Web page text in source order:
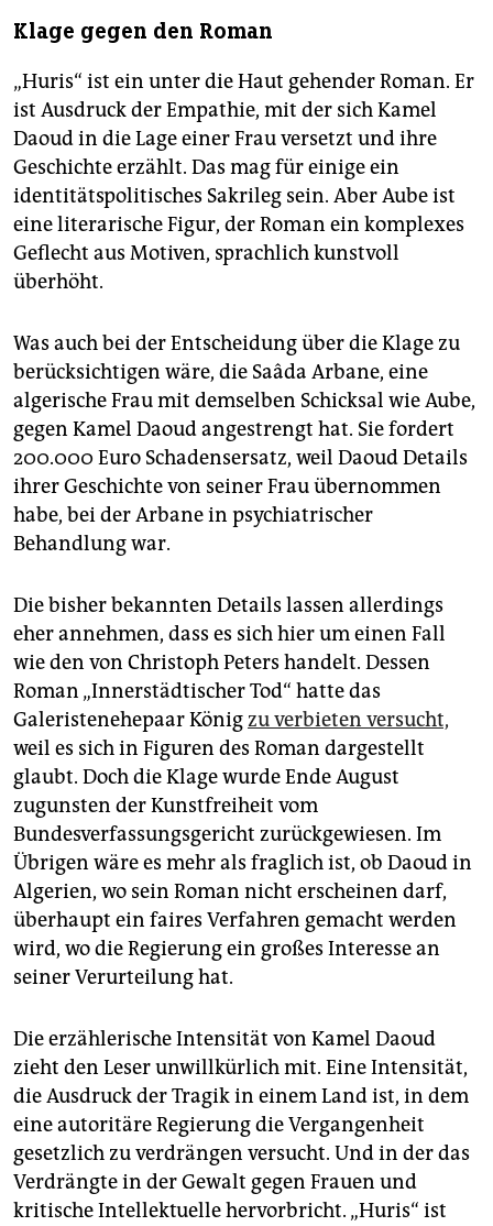
Klage gegen den Roman
„Huris“ ist ein unter die Haut gehender Roman. Er
ist Ausdruck der Empathie, mit der sich Kamel
Daoud in die Lage einer Frau versetzt und ihre
Geschichte erzählt. Das mag für einige ein
identitätspolitisches Sakrileg sein. Aber Aube ist
eine literarische Figur, der Roman ein komplexes
Geflecht aus Motiven, sprachlich kunstvoll
überhöht.
Was auch bei der Entscheidung über die Klage zu
berücksichtigen wäre, die Saâda Arbane, eine
algerische Frau mit demselben Schicksal wie Aube,
gegen Kamel Daoud angestrengt hat. Sie fordert
200.000 Euro Schadensersatz, weil Daoud Details
ihrer Geschichte von seiner Frau übernommen
habe, bei der Arbane in psychiatrischer
Behandlung war.
Die bisher bekannten Details lassen allerdings
eher annehmen, dass es sich hier um einen Fall
wie den von Christoph Peters handelt. Dessen
Roman „Innerstädtischer Tod“ hatte das
Galeristenehepaar Königzu verbieten versucht,
weil es sich in Figuren des Roman dargestellt
glaubt. Doch die Klage wurde Ende August
zugunsten der Kunstfreiheit vom
Bundesverfassungsgericht zurückgewiesen. Im
Übrigen wäre es mehr als fraglich ist, ob Daoud in
Algerien, wo sein Roman nicht erscheinen darf,
überhaupt ein faires Verfahren gemacht werden
wird, wo die Regierung ein großes Interesse an
seiner Verurteilung hat.
Die erzählerische Intensität von Kamel Daoud
zieht den Leser unwillkürlich mit. Eine Intensität,
die Ausdruck der Tragik in einem Land ist, in dem
eine autoritäre Regierung die Vergangenheit
gesetzlich zu verdrängen versucht. Und in der das
Verdrängte in der Gewalt gegen Frauen und
kritische Intellektuelle hervorbricht. „Huris“ ist